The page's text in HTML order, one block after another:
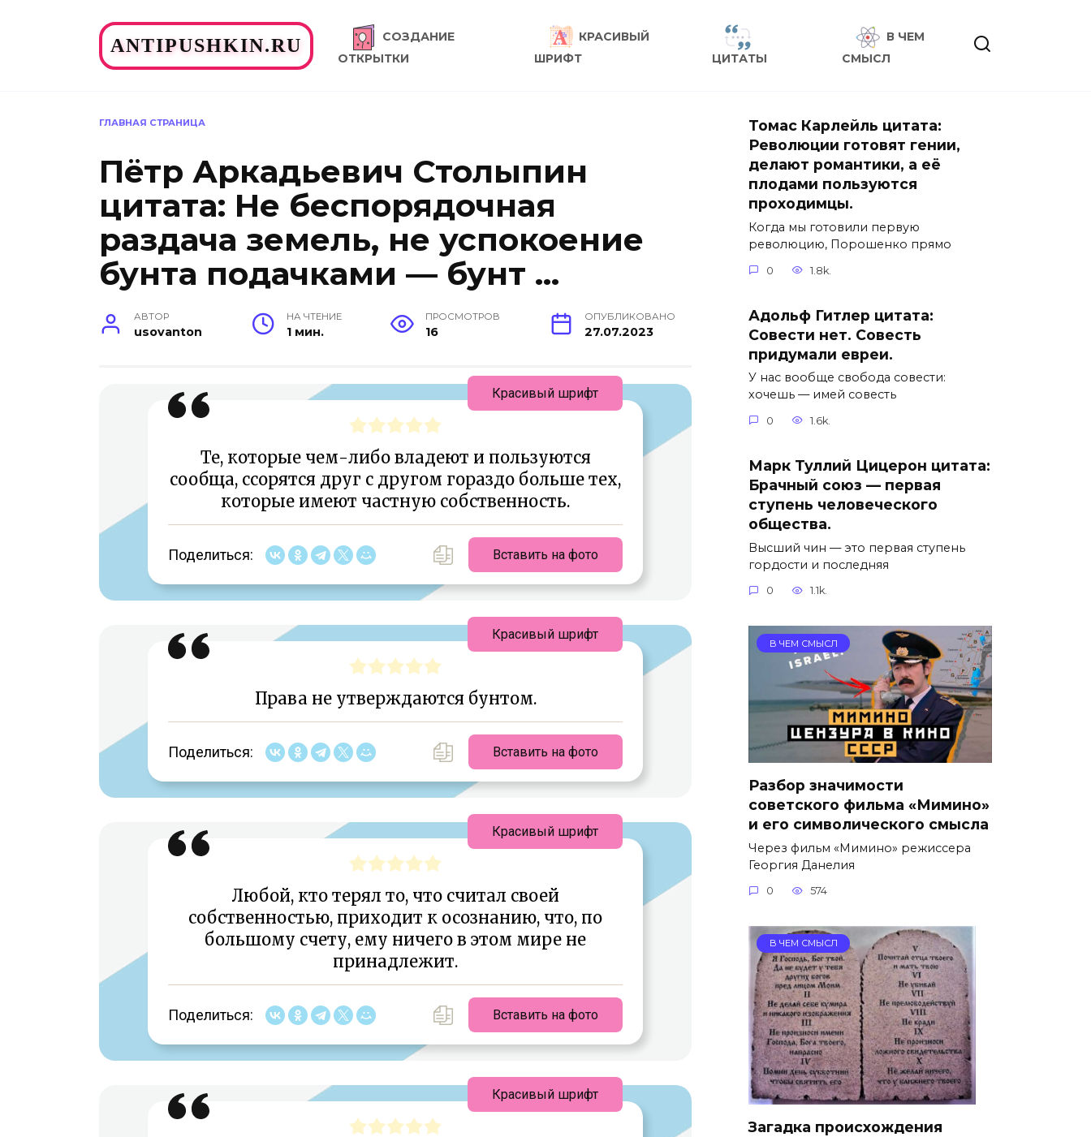
ANTIPUSHKIN.RU
СОЗДАНИЕ
ОТКРЫТКИ
КРАСИВЫЙ
ШРИФТ
ЦИТАТЫ
В ЧЕМ
СМЫСЛ
ГЛАВНАЯ СТРАНИЦА
Пётр Аркадьевич Столыпин
цитата: Не беспорядочная
раздача земель, не успокоение
бунта подачками — бунт …
АВТОР
usovanton
НА ЧТЕНИЕ
1 мин.
ПРОСМОТРОВ
16
ОПУБЛИКОВАНО
27.07.2023
Те, которые чем-либо владеют и пользуются
сообща, ссорятся друг с другом гораздо больше тех,
которые имеют частную собственность.
Поделиться: Вставить на фото
Красивый шрифт
Права не утверждаются бунтом.
Поделиться: Вставить на фото
Красивый шрифт
Любой, кто терял то, что считал своей
собственностью, приходит к осознанию, что, по
большому счету, ему ничего в этом мире не
принадлежит.
Поделиться: Вставить на фото
Красивый шрифт
Красивый шрифт
Томас Карлейль цитата:
Революции готовят гении,
делают романтики, а её
плодами пользуются
проходимцы.
Когда мы готовили первую
революцию, Порошенко прямо
0 1.8k.
Адольф Гитлер цитата:
Совести нет. Совесть
придумали евреи.
У нас вообще свобода совести:
хочешь — имей совесть
0 1.6k.
Марк Туллий Цицерон цитата:
Брачный союз — первая
ступень человеческого
общества.
Высший чин — это первая ступень
гордости и последняя
0 1.1k.
В ЧЕМ СМЫСЛ
Разбор значимости
советского фильма «Мимино»
и его символического смысла
Через фильм «Мимино» режиссера
Георгия Данелия
0 574
В ЧЕМ СМЫСЛ
Загадка происхождения